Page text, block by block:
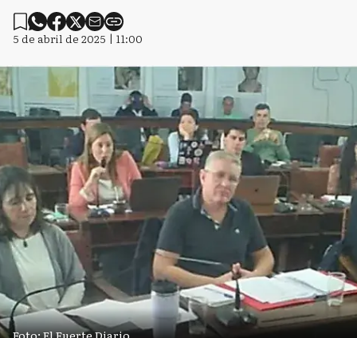
5 de abril de 2025 | 11:00
Foto: El Fuerte Diario